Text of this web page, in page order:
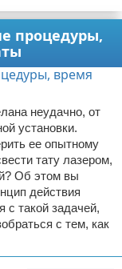
процедуры,
неудачно, от
установки.
ее опытному
тату лазером,
Об этом вы
действия
с такой задачей,
с тем, как